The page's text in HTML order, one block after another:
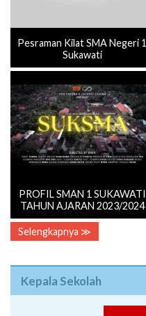
Pesraman Kilat SMA Negeri 1
Sukawati
PROFIL SMAN 1 SUKAWATI
TAHUN AJARAN 2023/2024
Selengkapnya ≫
Kepala Sekolah